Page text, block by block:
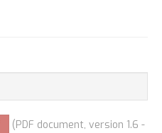
(PDF document, version 1.6 -